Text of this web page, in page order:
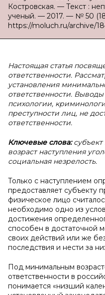
Костровская. — Текст :
ученый. — 2017. — № 50
https://moluch.ru/archive/
Настоящая статья
ответственности.
установления
ответственности.
психологии,
преступности лиц, не
ответственности.
Ключевые слова:
возраст наступления
социальная незрелость.
Только с наступлением
предоставляет субъекту
физическое лицо
необходимо одно из
достижения
способен в достаточной
своих действий или же
последствия и нести за
Под минимальным
ответственности в
понимается «низший